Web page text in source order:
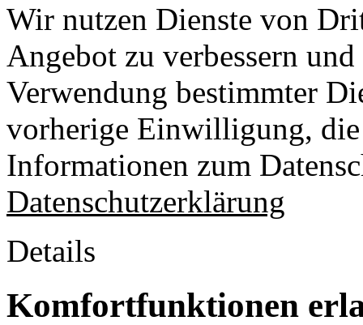
Wir nutzen Dienste von
Angebot zu verbessern
Verwendung bestimmter
vorherige Einwilligung,
Informationen zum
Datenschutzerklärung
Details
Komfortfunktionen